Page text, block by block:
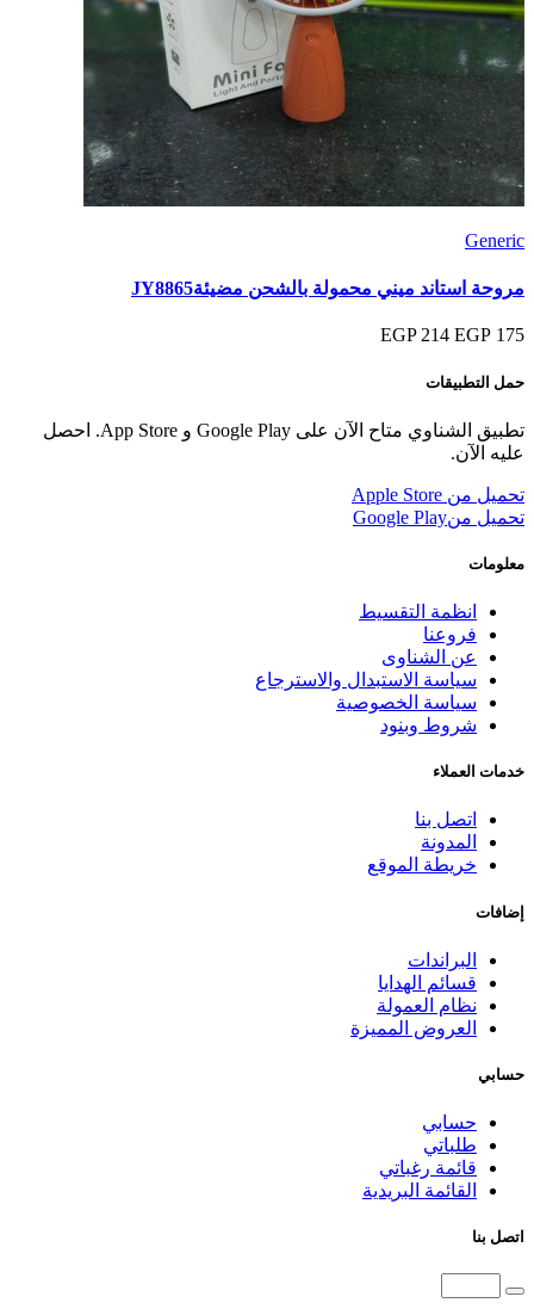
Generic
مروحة استاند ميني محمولة بالشحن مضيئةJY8865
175 EGP
214 EGP
حمل التطبيقات
تطبيق الشناوي متاح الآن على Google Play و App Store. احصل
عليه الآن.
تحميل من Apple Store
تحميل منGoogle Play
معلومات
انظمة التقسيط
فروعنا
عن الشناوى
سياسة الاستبدال والاسترجاع
سياسة الخصوصية
شروط وبنود
خدمات العملاء
اتصل بنا
المدونة
خريطة الموقع
إضافات
البراندات
قسائم الهدايا
نظام العمولة
العروض المميزة
حسابي
حسابي
طلباتي
قائمة رغباتي
القائمة البريدية
اتصل بنا